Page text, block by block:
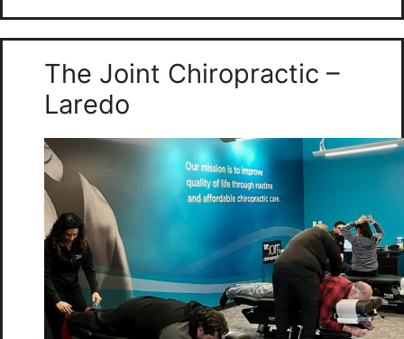
The Joint Chiropractic –
Laredo